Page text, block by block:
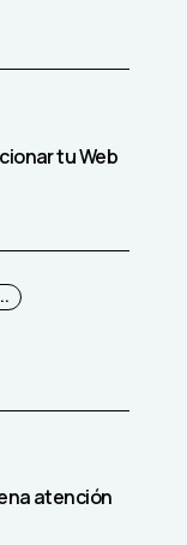
tu Web
atención